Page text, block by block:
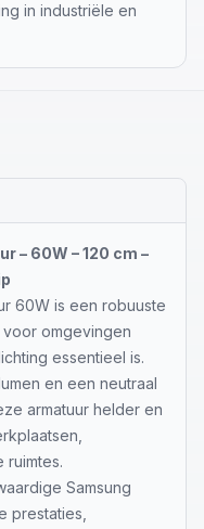
in industriële en
– 60W – 120 cm –
60W is een robuuste
omgevingen
essentieel is.
en een neutraal
armatuur helder en
ruimtes.
Samsung
prestaties,